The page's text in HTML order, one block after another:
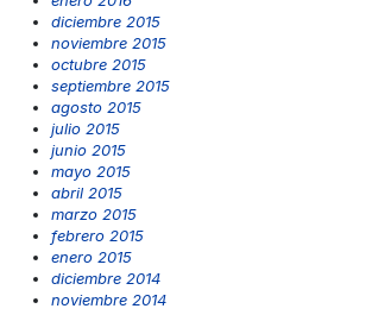
diciembre 2015
noviembre 2015
octubre 2015
septiembre 2015
agosto 2015
julio 2015
junio 2015
mayo 2015
abril 2015
marzo 2015
febrero 2015
enero 2015
diciembre 2014
noviembre 2014